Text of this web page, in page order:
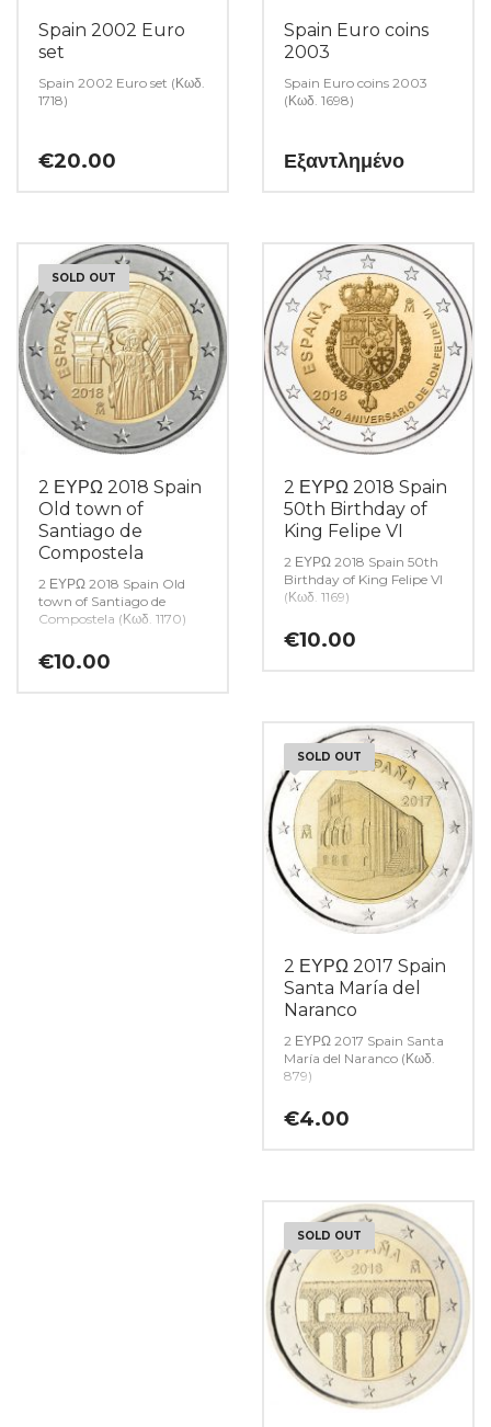
Spain 2002 Euro
set
Spain 2002 Euro set (Κωδ.
1718)
€20.00
Spain Euro coins
2003
Spain Euro coins 2003
(Κωδ. 1698)
Εξαντλημένο
SOLD OUT
2 ΕΥΡΩ 2018 Spain
Old town of
Santiago de
Compostela
2 ΕΥΡΩ 2018 Spain Old
town of Santiago de
Compostela (Κωδ. 1170)
€10.00
2 ΕΥΡΩ 2018 Spain
50th Birthday of
King Felipe VI
2 ΕΥΡΩ 2018 Spain 50th
Birthday of King Felipe VI
(Κωδ. 1169)
€10.00
SOLD OUT
2 ΕΥΡΩ 2017 Spain
Santa María del
Naranco
2 ΕΥΡΩ 2017 Spain Santa
María del Naranco (Κωδ.
879)
€4.00
SOLD OUT